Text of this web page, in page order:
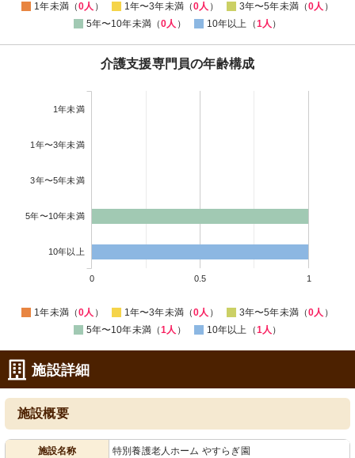
1年未満（0人 ） 1年〜3年未満（0人 ） 3年〜5年未満（0人 ）
5年〜10年未満（0人 ） 10年以上（1人 ）
介護支援専門員の年齢構成
1年未満
1年〜3年未満
3年〜5年未満
5年〜10年未満
10年以上
0 0.5 1
1年未満（0人 ） 1年〜3年未満（0人 ） 3年〜5年未満（0人 ）
5年〜10年未満（1人 ） 10年以上（1人 ）
施設詳細
施設概要
施設名称 特別養護老人ホーム やすらぎ園